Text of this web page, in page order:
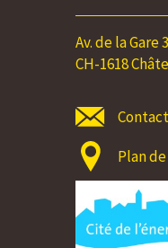
Av. de la Gare
CH-1618
Plan